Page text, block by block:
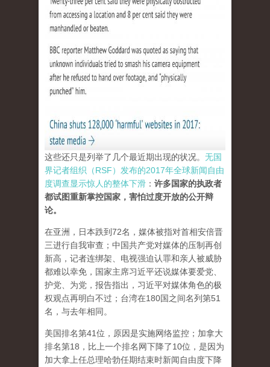
这些还只是列举了几个最近期出现的状况。 无国
界记者组织（RSF）发布的2017年全球新闻自由
度调查显示惊人的整体下滑 ： 许多国家的执政者
都试图重新掌控国家，害怕过度开放的公开辩
论。
在亚洲，日本跌到72名，媒体被指对首相安倍晋
三进行自我审查；中国共产党对媒体的压制再创
新高，记者连绑架、电视强迫认罪和亲人被威胁
都难以幸免，国家主席习近平还说媒体要爱党、
护党、为党，报告指出，习近平对媒体角色的极
权观点再明白不过；台湾在180国之间名列第51
名，与去年相同。
美国排名第41位，原因是实施网络监控；加拿大
排名第18，比上一个排名网下降了10位，是因为
加大拿上任总理哈勃任期结束时新闻自由度下降